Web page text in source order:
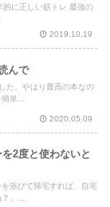
的に正しい筋トレ 最強の
2019.10.19
んで
た。やはり最高の本なの
単...
2020.05.09
2度と使わないと
浴びて帰宅すれば、自宅
」...